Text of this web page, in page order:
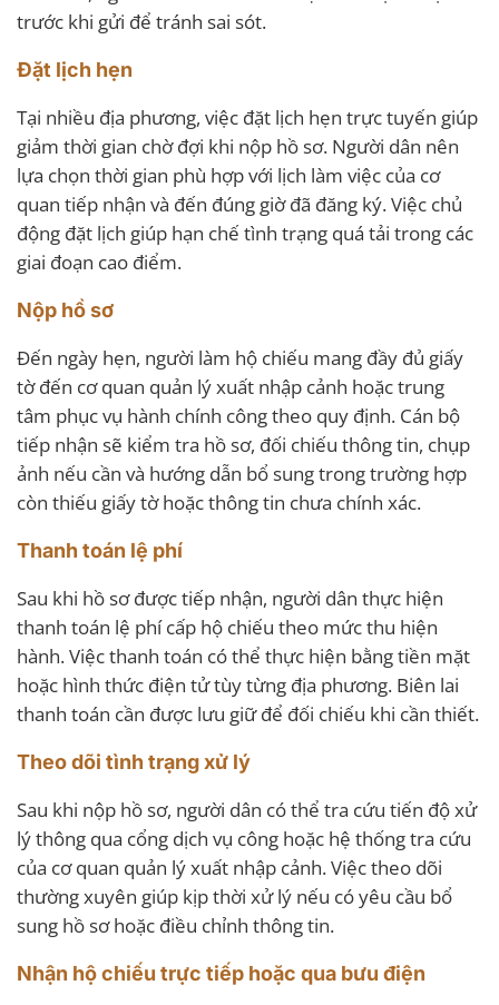
trước khi gửi để tránh sai sót.
Đặt lịch hẹn
Tại nhiều địa phương, việc đặt lịch hẹn trực tuyến giúp
giảm thời gian chờ đợi khi nộp hồ sơ. Người dân nên
lựa chọn thời gian phù hợp với lịch làm việc của cơ
quan tiếp nhận và đến đúng giờ đã đăng ký. Việc chủ
động đặt lịch giúp hạn chế tình trạng quá tải trong các
giai đoạn cao điểm.
Nộp hồ sơ
Đến ngày hẹn, người làm hộ chiếu mang đầy đủ giấy
tờ đến cơ quan quản lý xuất nhập cảnh hoặc trung
tâm phục vụ hành chính công theo quy định. Cán bộ
tiếp nhận sẽ kiểm tra hồ sơ, đối chiếu thông tin, chụp
ảnh nếu cần và hướng dẫn bổ sung trong trường hợp
còn thiếu giấy tờ hoặc thông tin chưa chính xác.
Thanh toán lệ phí
Sau khi hồ sơ được tiếp nhận, người dân thực hiện
thanh toán lệ phí cấp hộ chiếu theo mức thu hiện
hành. Việc thanh toán có thể thực hiện bằng tiền mặt
hoặc hình thức điện tử tùy từng địa phương. Biên lai
thanh toán cần được lưu giữ để đối chiếu khi cần thiết.
Theo dõi tình trạng xử lý
Sau khi nộp hồ sơ, người dân có thể tra cứu tiến độ xử
lý thông qua cổng dịch vụ công hoặc hệ thống tra cứu
của cơ quan quản lý xuất nhập cảnh. Việc theo dõi
thường xuyên giúp kịp thời xử lý nếu có yêu cầu bổ
sung hồ sơ hoặc điều chỉnh thông tin.
Nhận hộ chiếu trực tiếp hoặc qua bưu điện